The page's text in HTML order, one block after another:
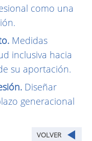
como una
Medidas
inclusiva hacia
su aportación.
Diseñar
generacional